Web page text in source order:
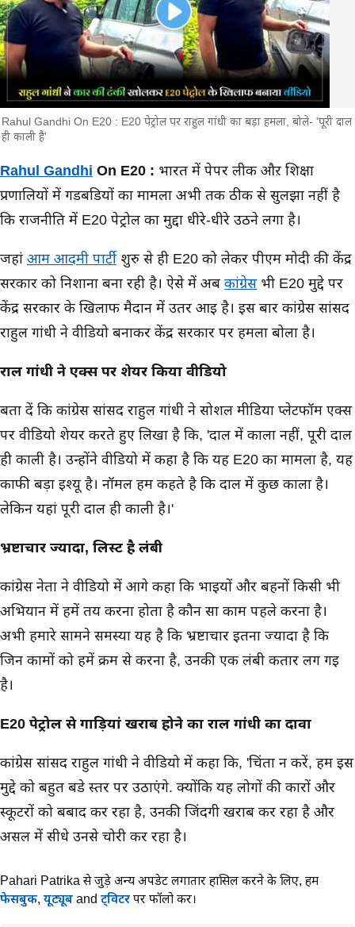
Rahul Gandhi On E20 : E20 पेट्रोल पर राहुल गांधी का बड़ा हमला, बोले- 'पूरी दाल
ही काली है'
मुख्य समाचार
Rahul Gandhi On E20 : भारत में पेपर लीक औऱ शिक्षा
प्रणालियों में गडबडियों का मामला अभी तक ठीक से सुलझा नहीं है
कि राजनीति में E20 पेट्रोल का मुद्दा धीरे-धीरे उठने लगा है।
जहां आम आदमी पार्टी शुरु से ही E20 को लेकर पीएम मोदी की केंद्र
सरकार को निशाना बना रही है। ऐसे में अब कांग्रेसभी E20 मुद्दे पर
केंद्र सरकार के खिलाफ मैदान में उतर आई है। इस बार कांग्रेस सांसद
राहुल गांधी ने वीडियो बनाकर केंद्र सरकार पर हमला बोला है।
राहुल गांधी ने एक्स पर शेयर किया वीडियो
बता दें कि कांग्रेस सांसद राहुल गांधी ने सोशल मीडिया प्लेटफॉर्म एक्स
पर वीडियो शेयर करते हुए लिखा है कि, 'दाल में काला नहीं, पूरी दाल
ही काली है। उन्होंने वीडियो में कहा है कि यह E20 का मामला है, यह
काफी बड़ा इश्यू है। नॉर्मल हम कहते है कि दाल में कुछ काला है।
लेकिन यहां पूरी दाल ही काली है।'
भ्रष्टाचार ज्यादा, लिस्ट है लंबी
कांग्रेस नेता ने वीडियो में आगे कहा कि भाइयों और बहनों किसी भी
अभियान में हमें तय करना होता है कौन सा काम पहले करना है।
अभी हमारे सामने समस्या यह है कि भ्रष्टाचार इतना ज्यादा है कि
जिन कामों को हमें क्रम से करना है, उनकी एक लंबी कतार लग गई
है।
E20 पेट्रोल से गाड़ियां खराब होने का राहुल गांधी का दावा
कांग्रेस सांसद राहुल गांधी ने वीडियो में कहा कि, 'चिंता न करें, हम इस
मुद्दे को बहुत बडे स्तर पर उठाएंगे. क्योंकि यह लोगों की कारों और
स्कूटरों को बर्बाद कर रहा है, उनकी जिंदगी खराब कर रहा है और
असल में सीधे उनसे चोरी कर रहा है।
Pahari Patrika से जुड़े अन्य अपडेट लगातार हासिल करने के लिए, हमें
फेसबुक, यूट्यूब and ट्विटर पर फॉलो करें।